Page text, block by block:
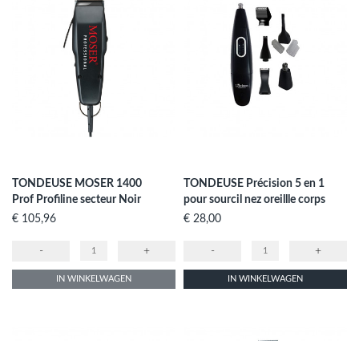
TONDEUSE MOSER 1400
Prof Profiline secteur Noir
Prijs
€ 105,96
- +
IN WINKELWAGEN
TONDEUSE Précision 5 en 1
pour sourcil nez oreillle corps
Prijs
€ 28,00
- +
IN WINKELWAGEN